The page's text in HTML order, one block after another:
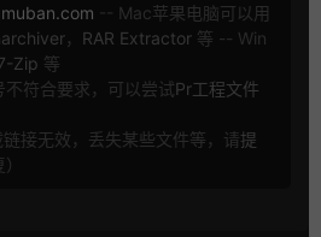
-- Mac苹果电脑可以用
， RAR Extractor 等 -- Win
Zip 等
符合要求，可以尝试Pr工程文件
接无效，丢失某些文件等，请提